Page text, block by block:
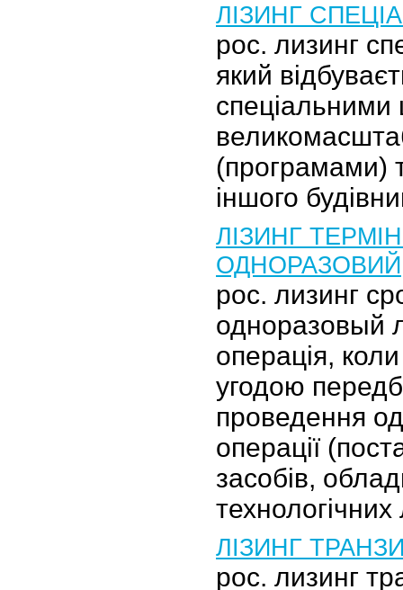
ЛІЗИНГ
рос. лизинг
який
спеціальними
(програмами)
іншого
ЛІЗИНГ
ОДНОРАЗОВИЙ
рос. лизинг
одноразовый
операція,
угодою
проведення
операції
засобів,
ЛІЗИНГ
рос. лизинг